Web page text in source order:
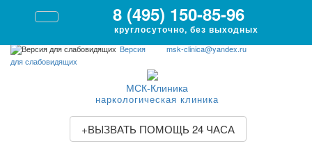
8 (495) 150-85-96
круглосуточно, без выходных
Версия
для слабовидящих
msk-clinica@yandex.ru
МСК-Клиника
наркологическая клиника
+ВЫЗВАТЬ ПОМОЩЬ 24 ЧАСА